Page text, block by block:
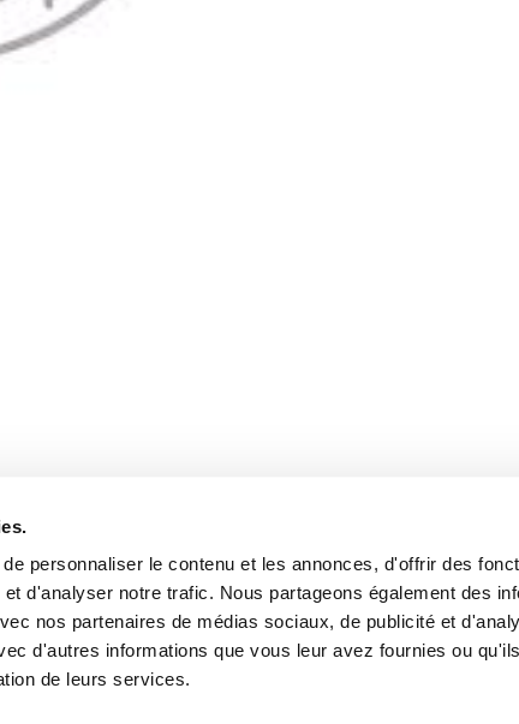
personnaliser le contenu et les annonces, d'offrir des
d'analyser notre trafic. Nous partageons également des
nos partenaires de médias sociaux, de publicité et
d'autres informations que vous leur avez fournies ou
de leurs services.
antosbar69@gmail.com